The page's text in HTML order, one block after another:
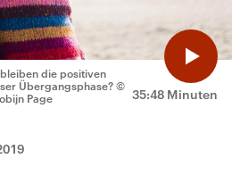
35:48 Minuten
die positiven
Übergangsphase? ©
Page